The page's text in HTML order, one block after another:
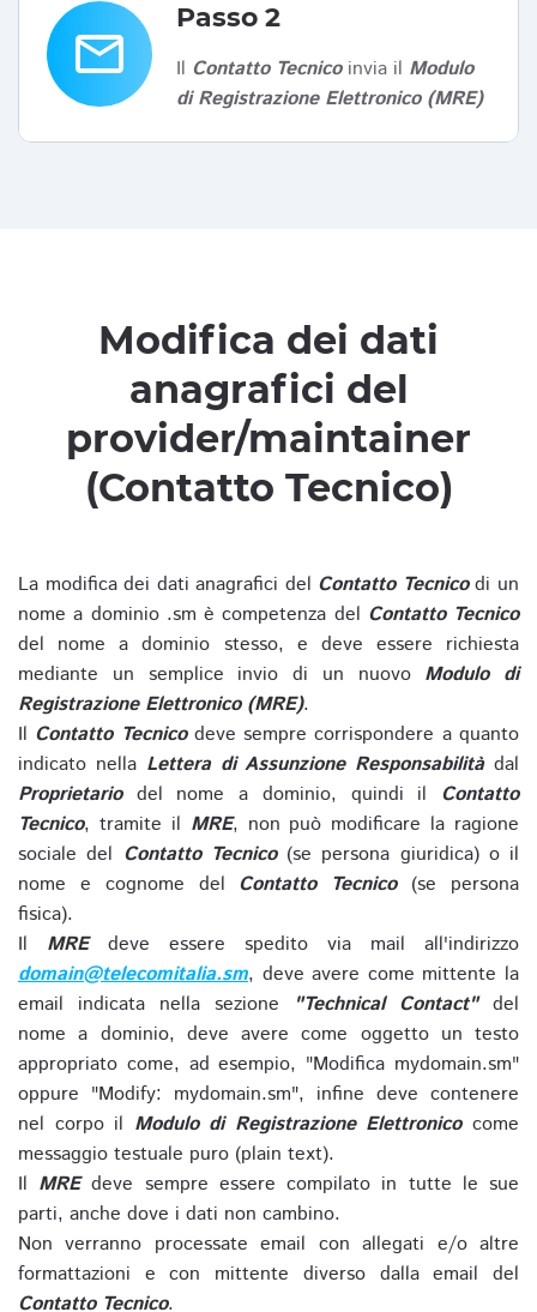
email
Passo 2
Il Contatto Tecnicoinvia il Modulo
di Registrazione Elettronico (MRE)
Modifica dei dati
anagrafici del
provider/maintainer
(Contatto Tecnico)
La modifica dei dati anagrafici del Contatto Tecnicodi un
nome a dominio .sm è competenza del Contatto Tecnico
del nome a dominio stesso, e deve essere richiesta
mediante un semplice invio di un nuovo Modulo di
Registrazione Elettronico (MRE).
Il Contatto Tecnicodeve sempre corrispondere a quanto
indicato nella Lettera di Assunzione Responsabilitàdal
Proprietariodel nome a dominio, quindi il Contatto
Tecnico, tramite il MRE, non può modificare la ragione
sociale del Contatto Tecnico(se persona giuridica) o il
nome e cognome del Contatto Tecnico(se persona
fisica).
Il MREdeve essere spedito via mail all'indirizzo
domain@telecomitalia.sm, deve avere come mittente la
email indicata nella sezione
"Technical Contact"del
nome a dominio, deve avere come oggetto un testo
appropriato come, ad esempio, "Modifica mydomain.sm"
oppure "Modify: mydomain.sm", infine deve contenere
nel corpo il Modulo di Registrazione Elettronicocome
messaggio testuale puro (plain text).
Il MREdeve sempre essere compilato in tutte le sue
parti, anche dove i dati non cambino.
Non verranno processate email con allegati e/o altre
formattazioni e con mittente diverso dalla email del
Contatto Tecnico.